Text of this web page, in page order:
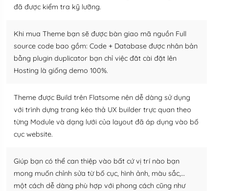
đã được kiểm tra kỹ lưỡng.
Khi mua Theme bạn sẽ được bàn giao mã nguồn Full
source code bao gồm: Code + Database được nhân bản
bằng plugin duplicator bạn chỉ việc đăt cài đặt lên
Hosting là giống demo 100%.
Theme được Build trên Flatsome nên dễ dàng sử dụng
với trình dựng trang kéo thả UX builder trực quan theo
từng Module và dạng lưới của layout đã áp dụng vào bố
cục website.
Giúp bạn có thể can thiệp vào bất cứ vị trí nào bạn
mong muốn chỉnh sửa từ bố cục, hình ảnh, màu sắc,…
một cách dễ dàng phù hợp với phong cách cũng như